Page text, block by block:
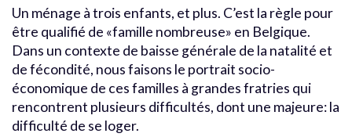
Un ménage à trois enfants, et plus. C’est la règle pour
être qualifié de «famille nombreuse» en Belgique.
Dans un contexte de baisse générale de la natalité et
de fécondité, nous faisons le portrait socio-
économique de ces familles à grandes fratries qui
rencontrent plusieurs difficultés, dont une majeure: la
difficulté de se loger.